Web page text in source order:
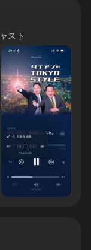
スト